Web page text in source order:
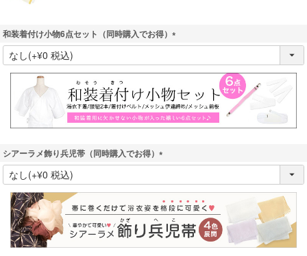
和装着付け小物6点セット（同時購入でお得）
(
必
須
シアーラメ飾り兵児帯（同時購入でお得）
(
必
須
)